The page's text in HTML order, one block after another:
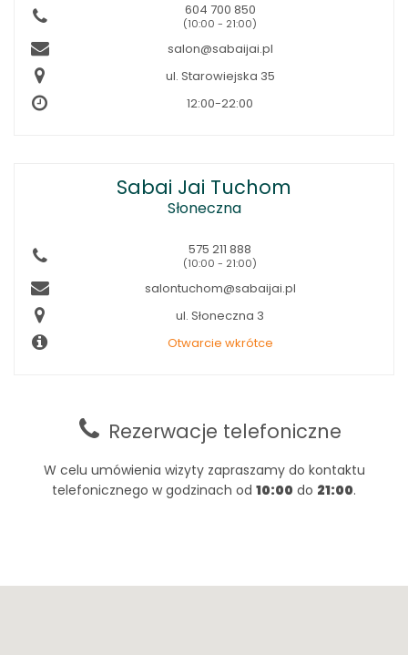
604 700 850
(10:00 - 21:00)
salon@sabaijai.pl
ul. Starowiejska 35
12:00-22:00
Sabai Jai Tuchom
Słoneczna
575 211 888
(10:00 - 21:00)
salontuchom@sabaijai.pl
ul. Słoneczna 3
Otwarcie wkrótce
Rezerwacje telefoniczne
W celu umówienia wizyty zapraszamy do kontaktu
telefonicznego w godzinach od 10:00 do 21:00.